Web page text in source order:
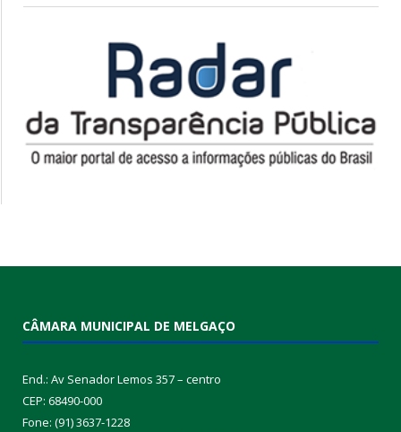
CÂMARA MUNICIPAL DE MELGAÇO
End.: Av Senador Lemos 357 – centro
CEP: 68490-000
Fone: (91) 3637-1228